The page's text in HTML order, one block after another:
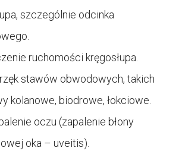
szczególnie odcinka
ruchomości kręgosłupa.
stawów obwodowych, takich
kolanowe, biodrowe, łokciowe.
oczu (zapalenie błony
oka – uveitis).